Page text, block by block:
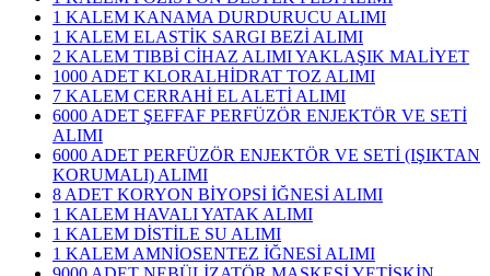
1 KALEM KANAMA DURDURUCU ALIMI
1 KALEM ELASTİK SARGI BEZİ ALIMI
2 KALEM TIBBİ CİHAZ ALIMI YAKLAŞIK MALİYET
1000 ADET KLORALHİDRAT TOZ ALIMI
7 KALEM CERRAHİ EL ALETİ ALIMI
6000 ADET ŞEFFAF PERFÜZÖR ENJEKTÖR VE SETİ
ALIMI
6000 ADET PERFÜZÖR ENJEKTÖR VE SETİ (IŞIKTAN
KORUMALI) ALIMI
8 ADET KORYON BİYOPSİ İĞNESİ ALIMI
1 KALEM HAVALI YATAK ALIMI
1 KALEM DİSTİLE SU ALIMI
1 KALEM AMNİOSENTEZ İĞNESİ ALIMI